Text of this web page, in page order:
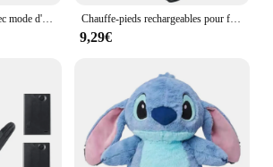
Chauffage à air diesel avec mode d'altitude, chauffage de stationnement pour voitures, tente de camping-car, LCD et Bluetooth, boîte à outils TB10, 8KW, 12V, 24V, 110 V-240V Chauffe-pieds rechargeables pour femmes et hommes, chaussures métropolitaines USB lavables, chaussures de maison pour temps froid
9,29€